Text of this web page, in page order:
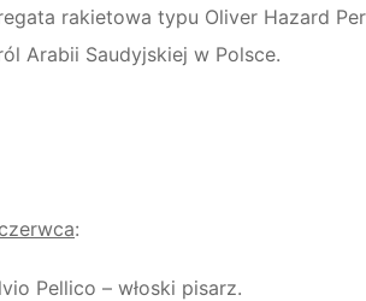
rakietowa typu Oliver Hazard
Arabii Saudyjskiej w Polsce.
:
Pellico – włoski pisarz.